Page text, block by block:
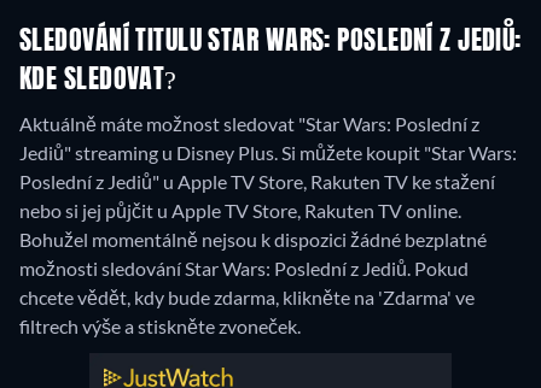
SLEDOVÁNÍ TITULU STAR WARS: POSLEDNÍ Z JEDIŮ:
KDE SLEDOVAT?
Aktuálně máte možnost sledovat "Star Wars: Poslední z
Jediů" streaming u Disney Plus. Si můžete koupit "Star Wars:
Poslední z Jediů" u Apple TV Store, Rakuten TV ke stažení
nebo si jej půjčit u Apple TV Store, Rakuten TV online.
Bohužel momentálně nejsou k dispozici žádné bezplatné
možnosti sledování Star Wars: Poslední z Jediů. Pokud
chcete vědět, kdy bude zdarma, klikněte na 'Zdarma' ve
filtrech výše a stiskněte zvoneček.